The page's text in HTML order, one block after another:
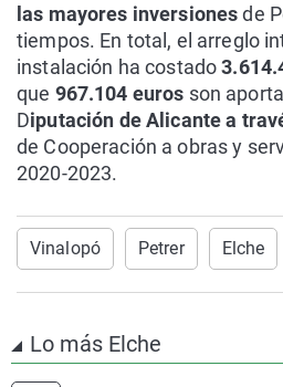
las mayores inversionesde
tiempos. En total, el arreglo
instalación ha costado
que 967.104 euros son
Diputación de Alicante a
de Cooperación a obras y
2020-2023.
Vinalopó Petrer Elche
Lo más Elche